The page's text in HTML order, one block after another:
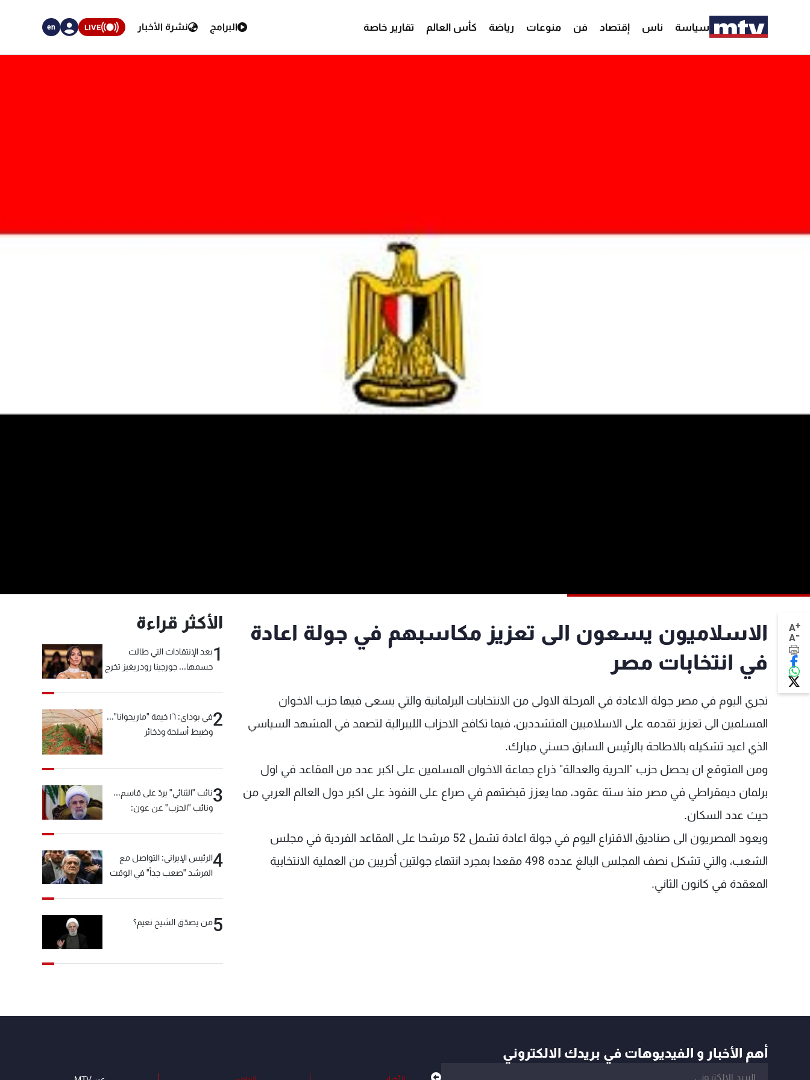
سياسة ناس إقتصاد فن منوعات رياضة كأس العالم تقارير خاصة البرامج نشرة الأخبار LIVE
en
A+
A-
الاسلاميون يسعون الى تعزيز مكاسبهم في جولة اعادة
في انتخابات مصر
تجري اليوم في مصر جولة الاعادة في المرحلة الاولى من الانتخابات البرلمانية والتي يسعى فيها حزب الاخوان
المسلمين الى تعزيز تقدمه على الاسلاميين المتشددين، فيما تكافح الاحزاب الليبرالية لتصمد في المشهد السياسي
الذي اعيد تشكيله بالاطاحة بالرئيس السابق حسني مبارك.
ومن المتوقع ان يحصل حزب "الحرية والعدالة" ذراع جماعة الاخوان المسلمين على اكبر عدد من المقاعد في اول
برلمان ديمقراطي في مصر منذ ستة عقود، مما يعزز قبضتهم في صراع على النفوذ على اكبر دول العالم العربي من
حيث عدد السكان.
ويعود المصريون الى صناديق الاقتراع اليوم في جولة اعادة تشمل 52 مرشحا على المقاعد الفردية في مجلس
الشعب، والتي تشكل نصف المجلس البالغ عدده 498 مقعدا بمجرد انتهاء جولتين أخريين من العملية الانتخابية
المعقدة في كانون الثاني.
الأكثر قراءة
1بعد الإنتقادات التي طالت
جسمها... جورجينا رودريغيز تخرج
2
في بوداي: ١٦ خيمة "ماريجوانا"...
وضبط أسلحة وذخائر
3نائب "الثنائي" يردّ على قاسم...
ونائب "الحزب" عن عون:
4الرئيس الإيراني: التواصل مع
المرشد "صعب جداً" في الوقت
5من يصدّق الشيخ نعيم؟
أهم الأخبار و الفيديوهات في بريدك الالكتروني